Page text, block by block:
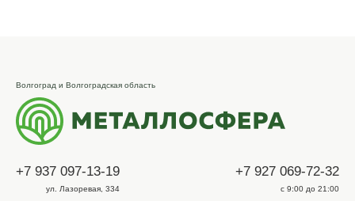
Волгоград и Волгоградская область
+7 937 097-13-19
ул. Лазоревая, 334
+7 927 069-72-32
с 9:00 до 21:00